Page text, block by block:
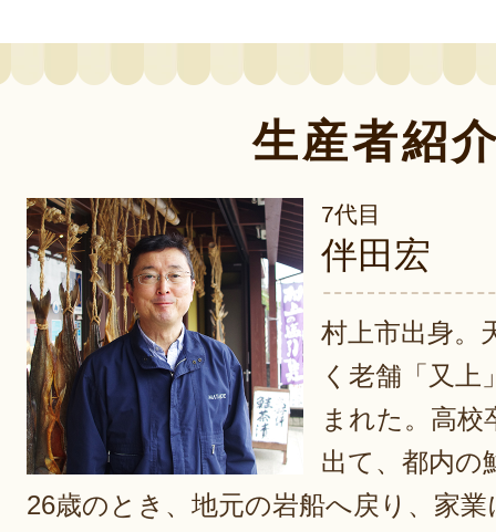
生産者紹
7代目
伴田宏
村上市出身。
く老舗「又上
まれた。高校
出て、都内の
26歳のとき、地元の岩船へ戻り、家